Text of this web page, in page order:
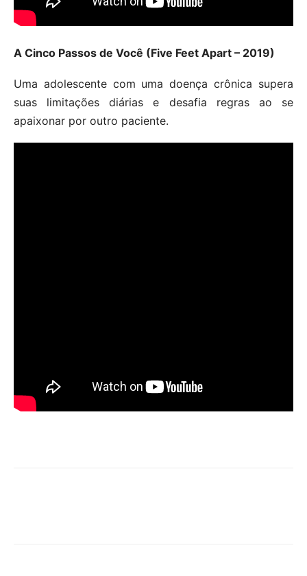
A Cinco Passos de Você (Five Feet Apart – 2019)
Uma adolescente com uma doença crônica supera
suas limitações diárias e desafia regras ao se
apaixonar por outro paciente.